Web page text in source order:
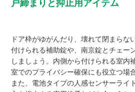
戸締まりと抑止用アイテム
ドア枠がゆがんだり、壊れて閉まらな
付けられる補助錠や、南京錠とチェー
しましょう。内側から付けられる室内
室でのプライバシー確保にも役立つ場
また、電池タイプの人感センサーライ